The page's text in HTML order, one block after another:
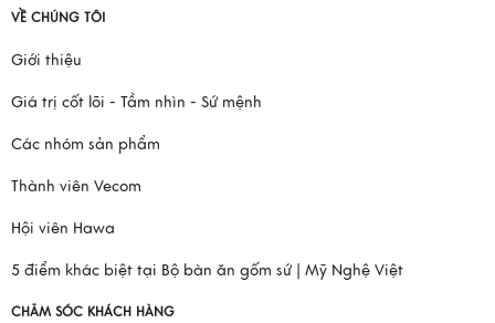
VỀ CHÚNG TÔI
Giới thiệu
Giá trị cốt lõi - Tầm nhìn - Sứ mệnh
Các nhóm sản phẩm
Thành viên Vecom
Hội viên Hawa
5 điểm khác biệt tại Bộ bàn ăn gốm sứ | Mỹ Nghệ Việt
CHĂM SÓC KHÁCH HÀNG